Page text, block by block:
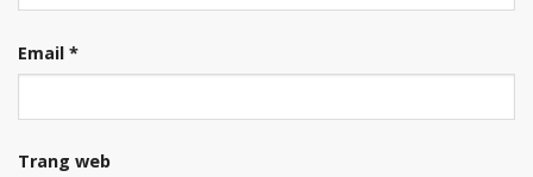
Email *
Trang web